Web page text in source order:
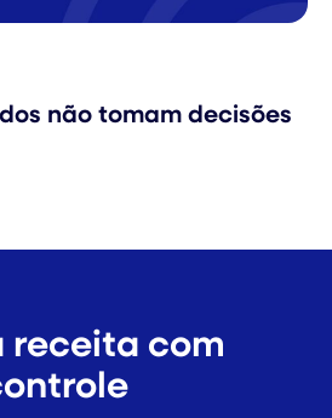
não tomam decisões
receita com